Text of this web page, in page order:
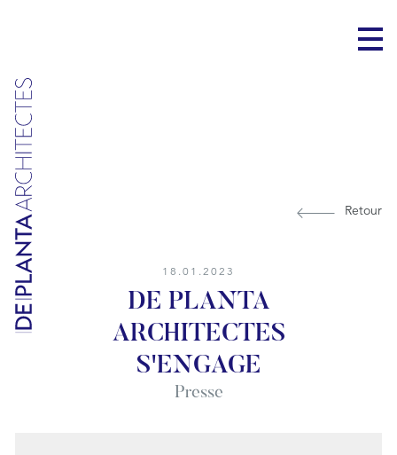
Retour
18.01.2023
DE PLANTA
ARCHITECTES
S'ENGAGE
Presse